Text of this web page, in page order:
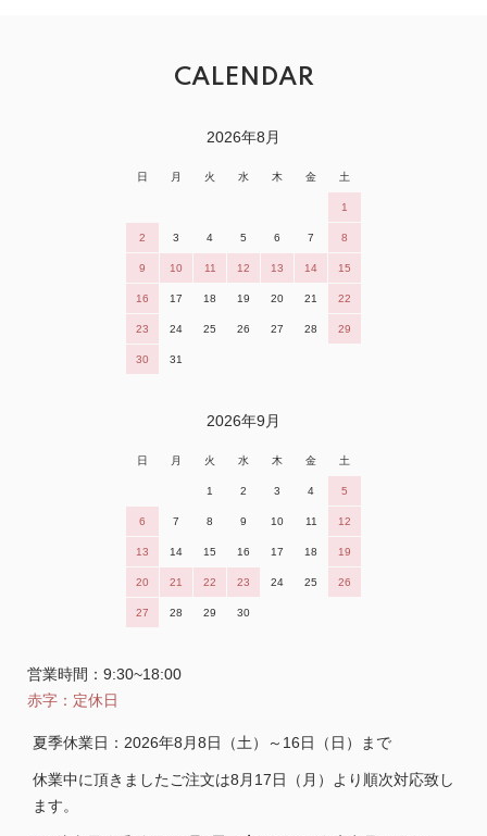
CALENDAR
2026年8月
日 月 火 水 木 金 土
1
2 3 4 5 6 7 8
9 10 11 12 13 14 15
16 17 18 19 20 21 22
23 24 25 26 27 28 29
30 31
2026年9月
日 月 火 水 木 金 土
1 2 3 4 5
6 7 8 9 10 11 12
13 14 15 16 17 18 19
20 21 22 23 24 25 26
27 28 29 30
営業時間：9:30~18:00
赤字：定休日
夏季休業日：2026年8月8日（土）～16日（日）まで
休業中に頂きましたご注文は8月17日（月）より順次対応致し
ます。